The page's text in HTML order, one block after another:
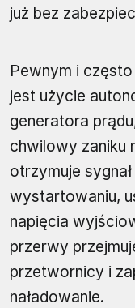
już bez
Pewnym i
jest użycie
generatora
chwilowy zaniku
otrzymuje
wystartowaniu,
napięcia
przerwy
przetwornicy i
naładowanie.